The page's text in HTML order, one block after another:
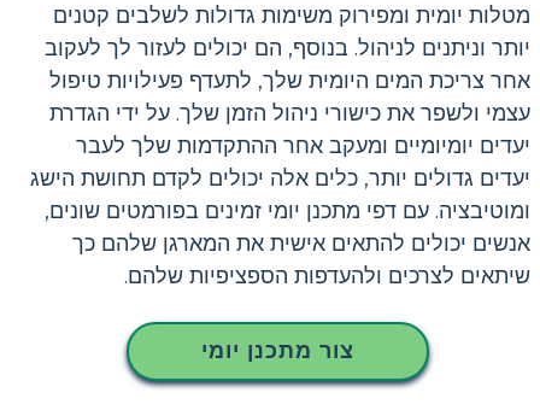
מטלות יומית ומפירוק משימות גדולות לשלבים קטנים
יותר וניתנים לניהול. בנוסף, הם יכולים לעזור לך לעקוב
אחר צריכת המים היומית שלך, לתעדף פעילויות טיפול
עצמי ולשפר את כישורי ניהול הזמן שלך. על ידי הגדרת
יעדים יומיומיים ומעקב אחר ההתקדמות שלך לעבר
יעדים גדולים יותר, כלים אלה יכולים לקדם תחושת הישג
ומוטיבציה. עם דפי מתכנן יומי זמינים בפורמטים שונים,
אנשים יכולים להתאים אישית את המארגן שלהם כך
שיתאים לצרכים ולהעדפות הספציפיות שלהם.
צור מתכנן יומי